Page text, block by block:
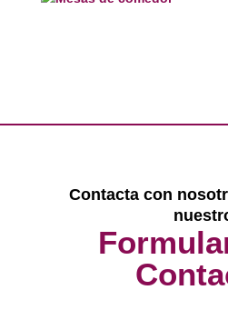
Contacta con